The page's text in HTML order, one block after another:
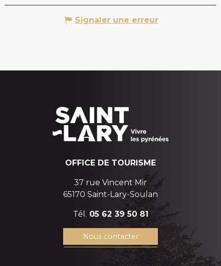
Signaler une erreur
OFFICE DE TOURISME
37 rue Vincent Mir
65170 Saint-Lary-Soulan
Tél. 05 62 39 50 81
Nous contacter